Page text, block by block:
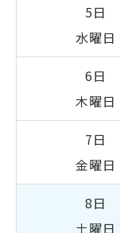
5日
水曜日
6日
木曜日
7日
金曜日
8日
土曜日